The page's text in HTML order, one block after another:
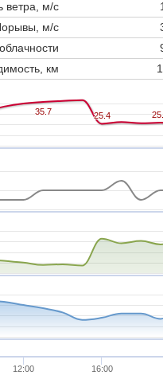
ветра, м/с
1
м/с
км
35.7
35.7 25.4
25.4
12:00 16:00